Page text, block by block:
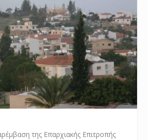
της Επαρχιακής Επιτροπής